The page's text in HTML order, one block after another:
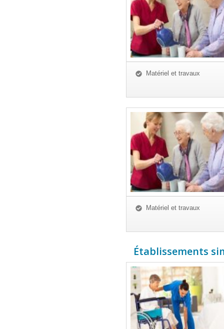
Matériel et travaux
Matériel et travaux
Établissements